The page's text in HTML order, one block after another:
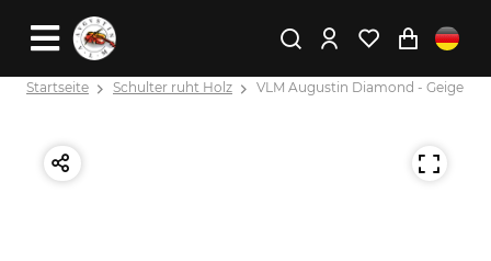
Startseite Schulter ruht Holz VLM Augustin Diamond - Geige 4/